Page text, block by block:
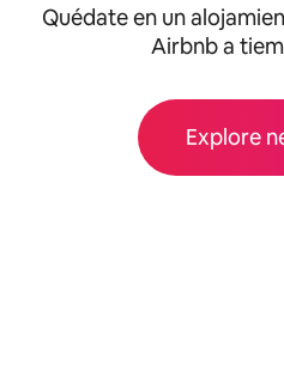
Quédate en un
Airbnb a
Explore